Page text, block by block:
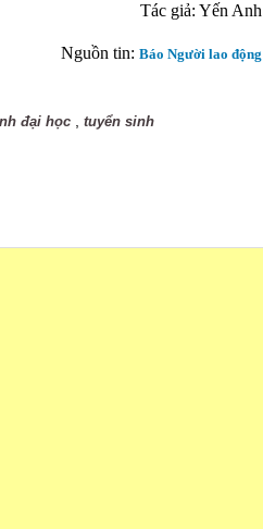
Tác giả: Yến Anh
Nguồn tin: Báo Người lao động
đại học tuyển sinh